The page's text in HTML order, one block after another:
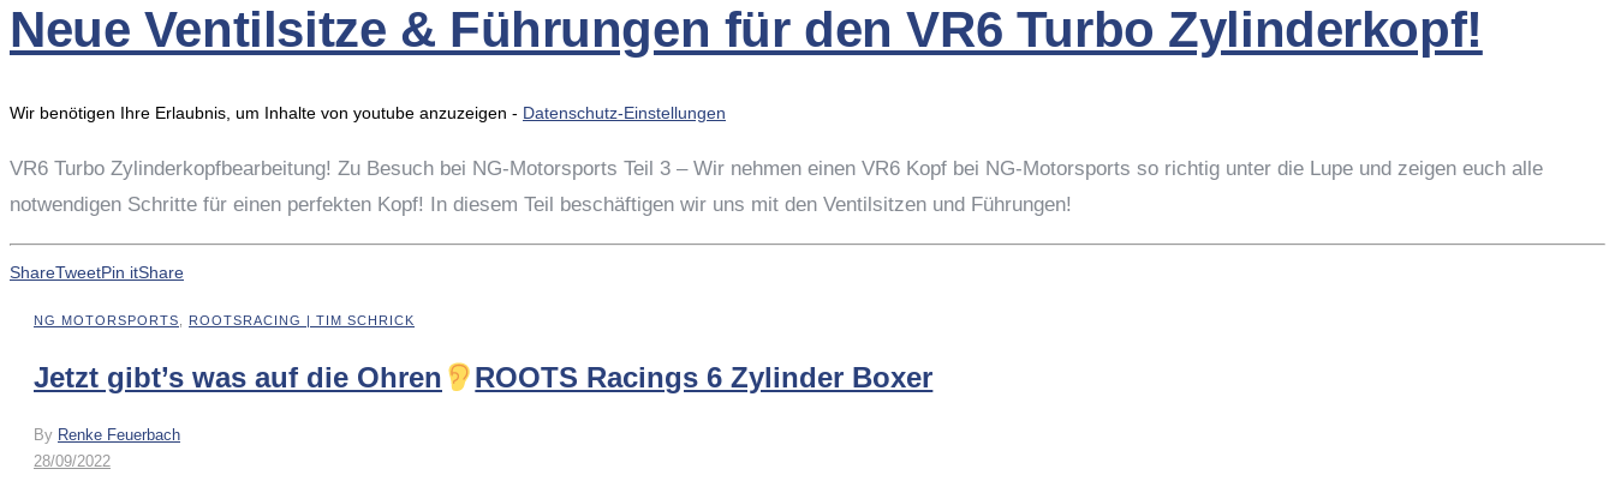
Neue Ventilsitze & Führungen für den VR6 Turbo Zylinderkopf!
Wir benötigen Ihre Erlaubnis, um Inhalte von youtube anzuzeigen - Datenschutz-Einstellungen
VR6 Turbo Zylinderkopfbearbeitung! Zu Besuch bei NG-Motorsports Teil 3 – Wir nehmen einen VR6 Kopf bei NG-Motorsports so richtig unter die Lupe und zeigen euch alle
notwendigen Schritte für einen perfekten Kopf! In diesem Teil beschäftigen wir uns mit den Ventilsitzen und Führungen!
ShareTweetPin itShare
NG MOTORSPORTS ROOTSRACING | TIM SCHRICK
Jetzt gibt’s was auf die Ohren ROOTS Racings 6 Zylinder Boxer
By Renke Feuerbach
28/09/2022